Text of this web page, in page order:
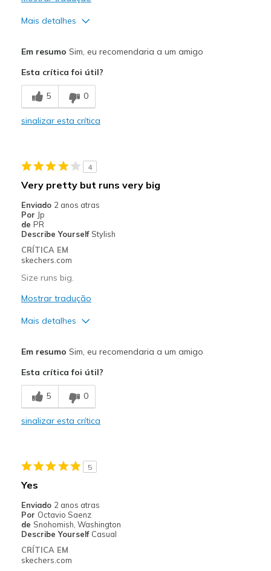
Mais detalhes
Width
Sizing
View On Shoes
I'm Into Shoes
Em resumo Sim, eu recomendaria a um amigo
Esta crítica foi útil?
5 0
sinalizar esta crítica
4
Very pretty but runs very big
Enviado 2 anos atras
Por Jp
de PR
Describe Yourself Stylish
CRÍTICA EM
skechers.com
Size runs big.
Mostrar tradução
Mais detalhes
Contras
Wear Out Quickly
Feels true to width
Sizing
View On Shoes
I'm Really Into Shoes
Em resumo Sim, eu recomendaria a um amigo
Esta crítica foi útil?
5 0
sinalizar esta crítica
5
Yes
Enviado 2 anos atras
Por Octavio Saenz
de Snohomish, Washington
Describe Yourself Casual
CRÍTICA EM
skechers.com